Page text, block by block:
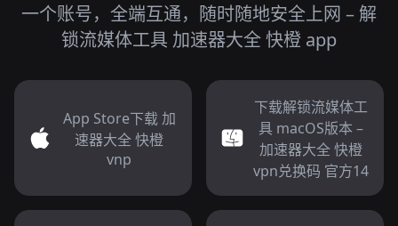
一个账号，全端互通，随时随地安全上网 – 解
锁流媒体工具 加速器大全 快橙 app
App Store下载 加
速器大全 快橙
vnp
下载解锁流媒体工
具 macOS版本 –
加速器大全 快橙
vpn兑换码 官方14